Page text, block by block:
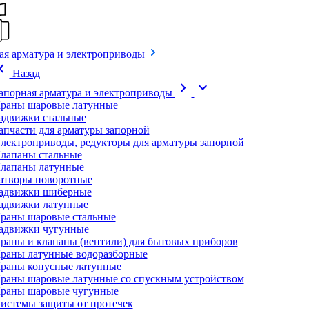
арматура и электроприводы
Назад
арматура и электроприводы
chevron_right expand_more
шаровые латунные
стальные
для арматуры запорной
редукторы для арматуры запорной
стальные
латунные
поворотные
шиберные
латунные
шаровые стальные
чугунные
и клапаны (вентили) для бытовых приборов
латунные водоразборные
конусные латунные
шаровые латунные со спускным устройством
шаровые чугунные
защиты от протечек